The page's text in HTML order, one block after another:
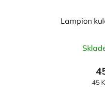
Lampion
45